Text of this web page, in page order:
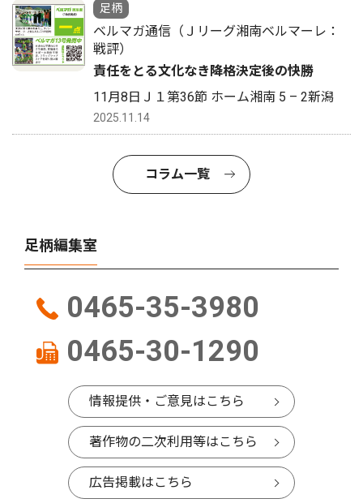
足柄
ベルマガ通信（Ｊリーグ湘南ベルマーレ：
戦評）
責任をとる文化なき降格決定後の快勝
11月8日Ｊ１第36節 ホーム湘南 5 – 2新潟
2025.11.14
コラム一覧
足柄編集室
0465-35-3980
0465-30-1290
情報提供・ご意見はこちら
著作物の二次利用等はこちら
広告掲載はこちら